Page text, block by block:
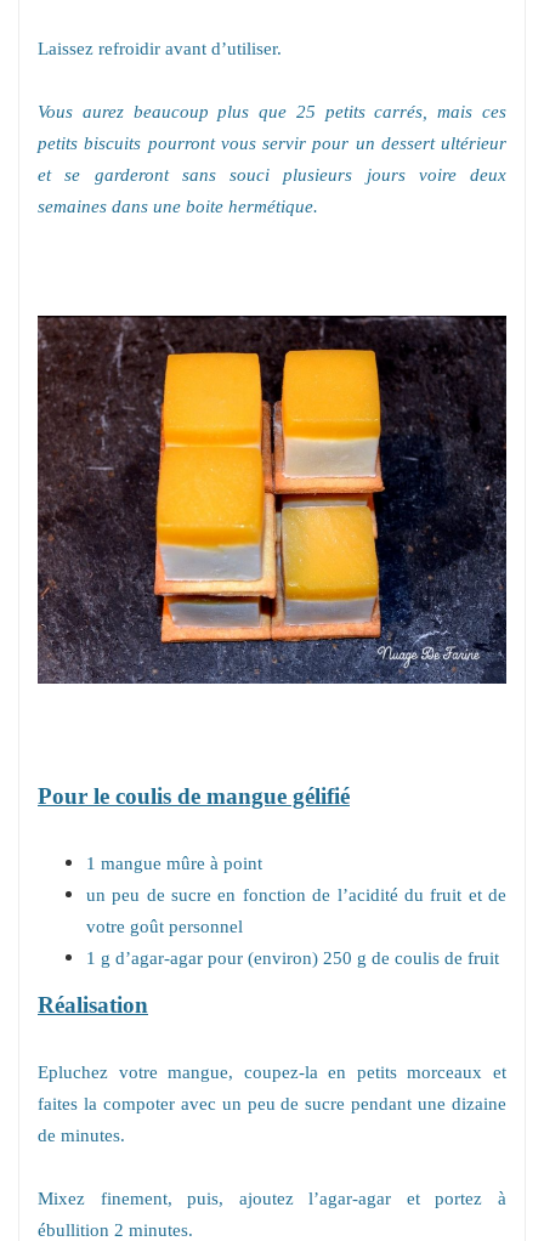
Laissez refroidir avant d’utiliser.
Vous aurez beaucoup plus que 25 petits carrés, mais ces
petits biscuits pourront vous servir pour un dessert ultérieur
et se garderont sans souci plusieurs jours voire deux
semaines dans une boite hermétique.
Pour le coulis de mangue gélifié
1 mangue mûre à point
un peu de sucre en fonction de l’acidité du fruit et de
votre goût personnel
1 g d’agar-agar pour (environ) 250 g de coulis de fruit
Réalisation
Epluchez votre mangue, coupez-la en petits morceaux et
faites la compoter avec un peu de sucre pendant une dizaine
de minutes.
Mixez finement, puis, ajoutez l’agar-agar et portez à
ébullition 2 minutes.